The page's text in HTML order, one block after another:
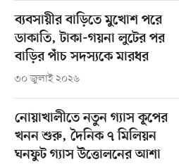
ব্যবসায়ীর বাড়িতে মুখোশ পরে
ডাকাতি, টাকা-গয়না লুটের পর
বাড়ির পাঁচ সদস্যকে মারধর
৩০ জুলাই ২০২৬
নোয়াখালীতে নতুন গ্যাস কূপের
খনন শুরু, দৈনিক ৭ মিলিয়ন
ঘনফুট গ্যাস উত্তোলনের আশা